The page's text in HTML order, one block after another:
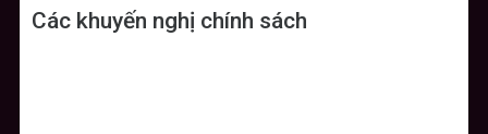
Các khuyến nghị chính sách